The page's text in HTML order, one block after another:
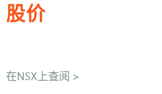
股价
在NSX上查阅 >